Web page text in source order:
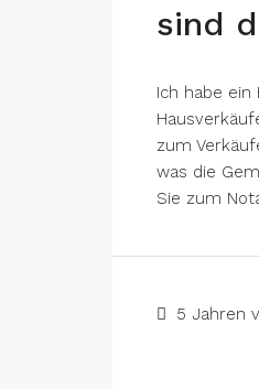
sind
Ich habe
zum
was die
Sie zum
5 Jahren